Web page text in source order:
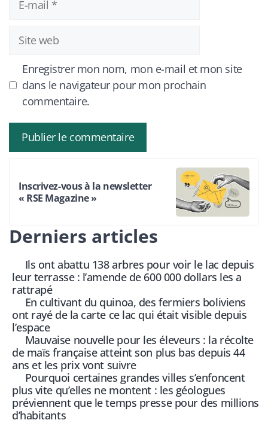
mail
Site
web
Enregistrer mon nom, mon e-mail et mon site
dans le navigateur pour mon prochain
commentaire.
Inscrivez-vous à la newsletter
« RSE Magazine »
Derniers articles
Ils ont abattu 138 arbres pour voir le lac depuis
leur terrasse : l’amende de 600 000 dollars les a
rattrapé
En cultivant du quinoa, des fermiers boliviens
ont rayé de la carte ce lac qui était visible depuis
l’espace
Mauvaise nouvelle pour les éleveurs : la récolte
de maïs française atteint son plus bas depuis 44
ans et les prix vont suivre
Pourquoi certaines grandes villes s’enfoncent
plus vite qu’elles ne montent : les géologues
préviennent que le temps presse pour des millions
d’habitants